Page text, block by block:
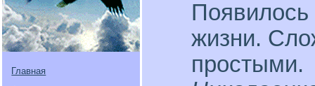
Главная
жизни.
простыми.